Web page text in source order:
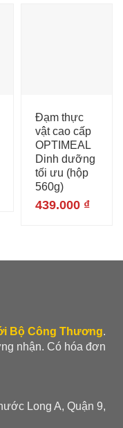
Đạm thực
vật cao cấp
OPTIMEAL
Dinh dưỡng
tối ưu (hộp
560g)
439.000 ₫
Bộ Công Thương.
nhận. Có hóa đơn
Long A, Quận 9,